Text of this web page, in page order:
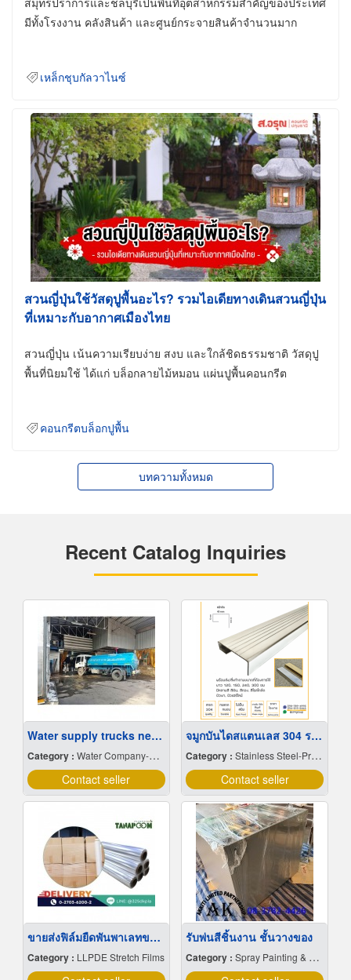
มีทั้งโรงงาน คลังสินค้า และศูนย์กระจายสินค้าจำนวนมาก
เหล็กชุบกัลวาไนซ์
สวนญี่ปุ่นใช้วัสดุปูพื้นอะไร? รวมไอเดียทางเดินสวนญี่ปุ่น
ที่เหมาะกับอากาศเมืองไทย
สวนญี่ปุ่น เน้นความเรียบง่าย สงบ และใกล้ชิดธรรมชาติ วัสดุปู
พื้นที่นิยมใช้ ได้แก่ บล็อกลายไม้หมอน แผ่นปูพื้นคอนกรีต
คอนกรีตบล็อกปูพื้น
บทความทั้งหมด
Recent Catalog Inquiries
Water supply trucks near me
Category : Water Company-Bulk
Contact seller
จมูกบันไดสแตนเลส 304 ราคาโรงงาน
Category : Stainless Steel-Products
Contact seller
ขายส่งฟิล์มยืดพันพาเลทขนาดพันด้วยมือ Hand wrap
Category : LLPDE Stretch Films
รับพ่นสีชิ้นงาน ชั้นวางของ
Category : Spray Painting & Finishing